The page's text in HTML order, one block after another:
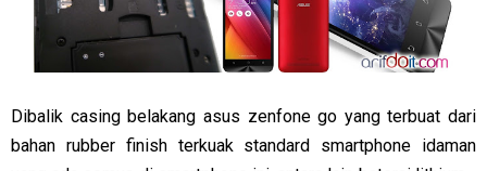
Dibalik casing belakang asus zenfone go yang terbuat dari
bahan rubber finish terkuak standard smartphone idaman